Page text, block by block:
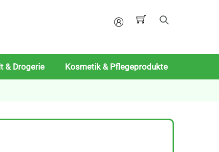
Mein
& Drogerie Kosmetik & Pflegeprodukte